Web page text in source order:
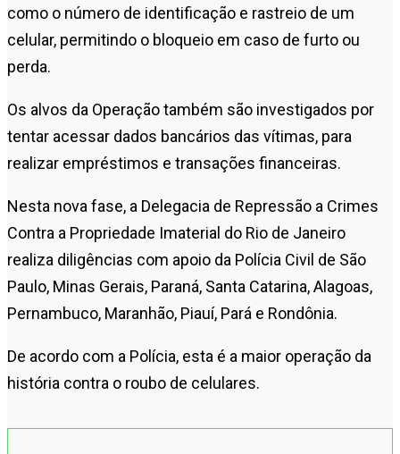
como o número de identificação e rastreio de um
celular, permitindo o bloqueio em caso de furto ou
perda.
Os alvos da Operação também são investigados por
tentar acessar dados bancários das vítimas, para
realizar empréstimos e transações financeiras.
Nesta nova fase, a Delegacia de Repressão a Crimes
Contra a Propriedade Imaterial do Rio de Janeiro
realiza diligências com apoio da Polícia Civil de São
Paulo, Minas Gerais, Paraná, Santa Catarina, Alagoas,
Pernambuco, Maranhão, Piauí, Pará e Rondônia.
De acordo com a Polícia, esta é a maior operação da
história contra o roubo de celulares.